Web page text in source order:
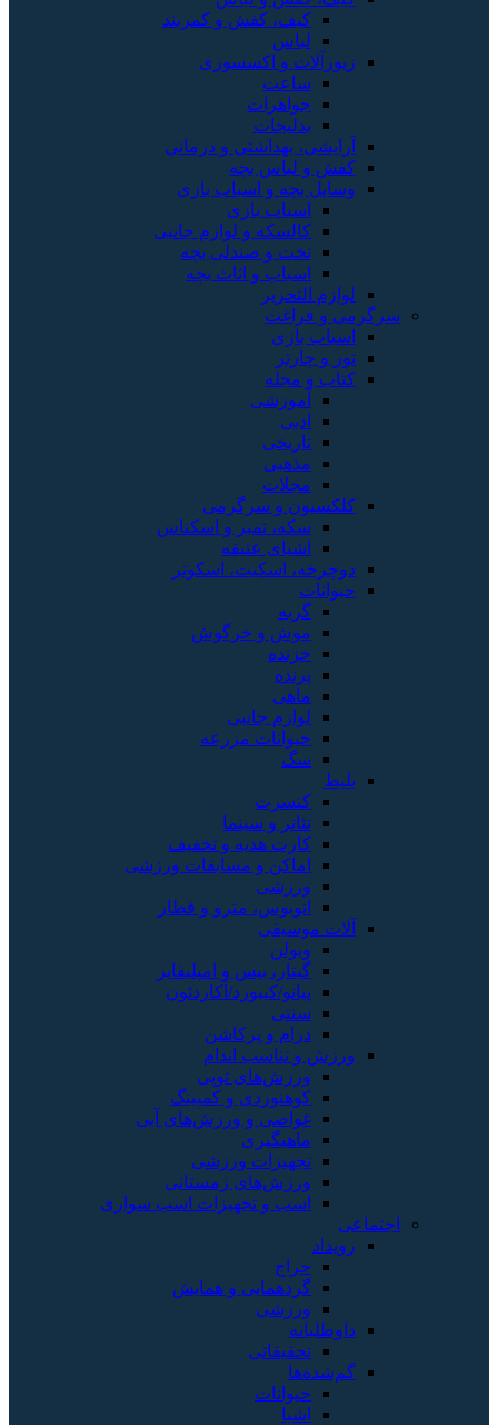
کیف، کفش و کمربند
لباس
زیورآلات و اکسسوری
ساعت
جواهرات
بدلیجات
آرایشی، بهداشتی و درمانی
کفش و لباس بچه
وسایل بچه و اسباب بازی
اسباب بازی
کالسکه و لوازم جانبی
تخت و صندلی بچه
اسباب و اثاث بچه
لوازم التحریر
سرگرمی و فراغت
اسباب‌ بازی
تور و چارتر
کتاب و مجله
آموزشی
ادبی
تاریخی
مذهبی
مجلات
کلکسیون و سرگرمی
سکه، تمبر و اسکناس
اشیای عتیقه
دوچرخه، اسکیت، اسکوتر
حیوانات
گربه
موش و خرگوش
خزنده
پرنده
ماهی
لوازم جانبی
حیوانات مزرعه
سگ
بلیط
کنسرت
تئاتر و سینما
کارت هدیه و تخفیف
اماکن و مسابقات ورزشی
ورزشی
اتوبوس، مترو و قطار
آلات موسیقی
ویولن
گیتار، بیس و امپلیفایر
پیانو/کیبورد/آکاردئون
سنتی
درام و پرکاشن
ورزش و تناسب اندام
ورزش‌های توپی
کوهنوردی و کمپینگ
غواصی و ورزش‌های آبی
ماهیگیری
تجهیزات ورزشی
ورزش‌های زمستانی
اسب و تجهیزات اسب سواری
اجتماعی
رویداد
حراج
گردهمایی و همایش
ورزشی
داوطلبانه
تحقیقاتی
گم‌شده‌ها
حیوانات
اشیا